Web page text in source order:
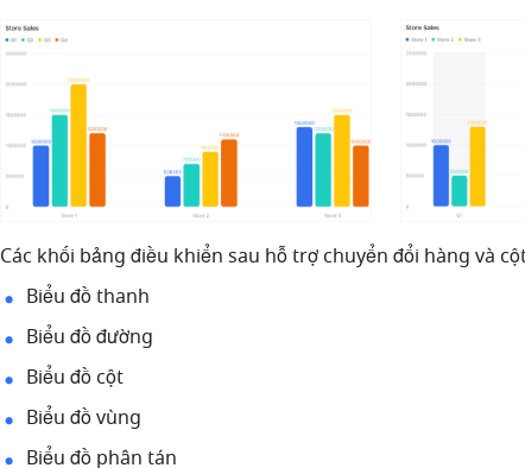
Các khối bảng điều khiển sau hỗ trợ chuyển đổi hàng và
Biểu đồ thanh
Biểu đồ đường
Biểu đồ cột
Biểu đồ vùng
Biểu đồ phân tán